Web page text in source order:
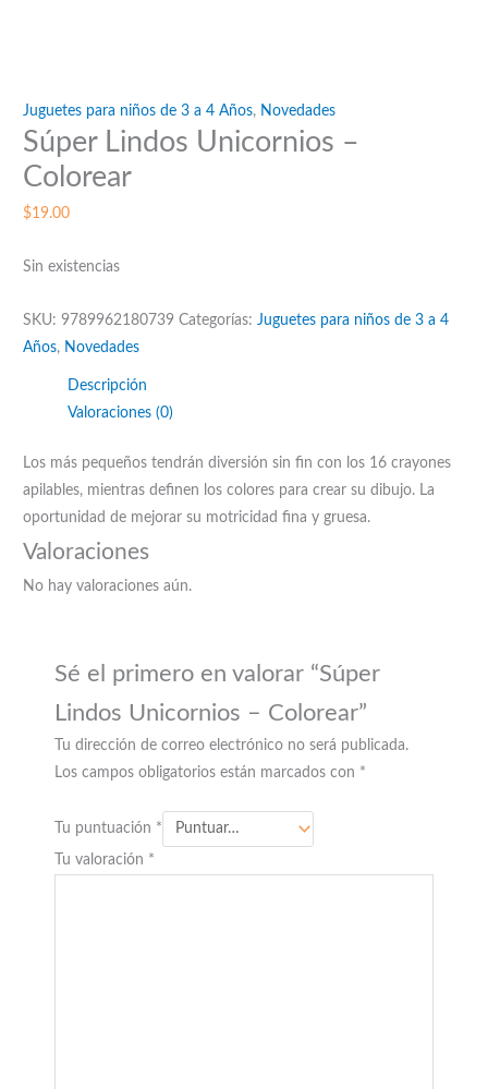
Juguetes para niños de 3 a 4 Años, Novedades
Súper Lindos Unicornios –
Colorear
$19.00
Sin existencias
SKU:9789962180739 Categorías:Juguetes para niños de 3 a 4
Años, Novedades
Descripción
Valoraciones (0)
Los más pequeños tendrán diversión sin fin con los 16 crayones
apilables, mientras definen los colores para crear su dibujo. La
oportunidad de mejorar su motricidad fina y gruesa.
Valoraciones
No hay valoraciones aún.
Sé el primero en valorar “Súper
Lindos Unicornios – Colorear”
Tu dirección de correo electrónico no será publicada.
Los campos obligatorios están marcados con *
Tu puntuación *
Tu valoración *